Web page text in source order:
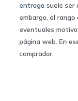
entrega suele ser
embargo, el
eventuales
página web. En
comprador.